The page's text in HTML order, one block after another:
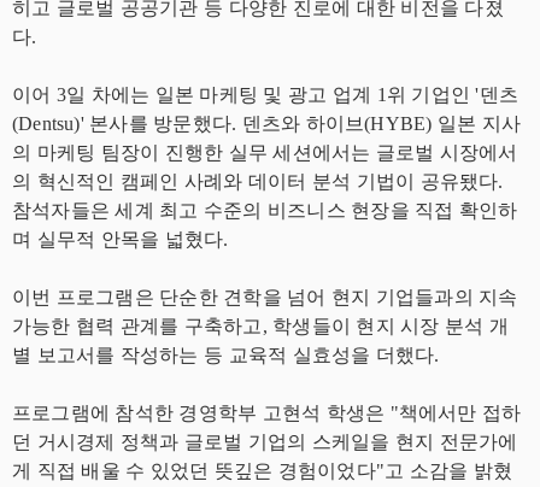
히고 글로벌 공공기관 등 다양한 진로에 대한 비전을 다졌
다.
이어 3일 차에는 일본 마케팅 및 광고 업계 1위 기업인 '덴츠
(Dentsu)' 본사를 방문했다. 덴츠와 하이브(HYBE) 일본 지사
의 마케팅 팀장이 진행한 실무 세션에서는 글로벌 시장에서
의 혁신적인 캠페인 사례와 데이터 분석 기법이 공유됐다.
참석자들은 세계 최고 수준의 비즈니스 현장을 직접 확인하
며 실무적 안목을 넓혔다.
이번 프로그램은 단순한 견학을 넘어 현지 기업들과의 지속
가능한 협력 관계를 구축하고, 학생들이 현지 시장 분석 개
별 보고서를 작성하는 등 교육적 실효성을 더했다.
프로그램에 참석한 경영학부 고현석 학생은 "책에서만 접하
던 거시경제 정책과 글로벌 기업의 스케일을 현지 전문가에
게 직접 배울 수 있었던 뜻깊은 경험이었다"고 소감을 밝혔